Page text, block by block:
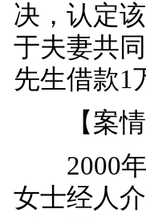
决，认定
于夫妻共
先生借款1
【案情
2000年
女士经人